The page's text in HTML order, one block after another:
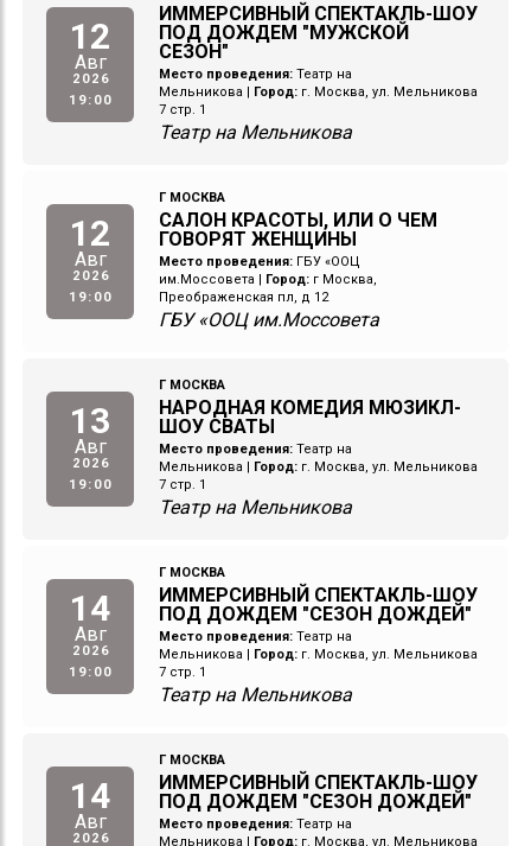
12
Авг
2026
19:00
ИММЕРСИВНЫЙ СПЕКТАКЛЬ-ШОУ
ПОД ДОЖДЕМ "МУЖСКОЙ
СЕЗОН"
Место проведения: Театр на
Мельникова | Город: г. Москва, ул. Мельникова
7 стр. 1
Театр на Мельникова
12
Авг
2026
19:00
Г МОСКВА
САЛОН КРАСОТЫ, ИЛИ О ЧЕМ
ГОВОРЯТ ЖЕНЩИНЫ
Место проведения: ГБУ «ООЦ
им.Моссовета | Город: г Москва,
Преображенская пл, д 12
ГБУ «ООЦ им.Моссовета
13
Авг
2026
19:00
Г МОСКВА
НАРОДНАЯ КОМЕДИЯ МЮЗИКЛ-
ШОУ СВАТЫ
Место проведения: Театр на
Мельникова | Город: г. Москва, ул. Мельникова
7 стр. 1
Театр на Мельникова
14
Авг
2026
19:00
Г МОСКВА
ИММЕРСИВНЫЙ СПЕКТАКЛЬ-ШОУ
ПОД ДОЖДЕМ "СЕЗОН ДОЖДЕЙ"
Место проведения: Театр на
Мельникова | Город: г. Москва, ул. Мельникова
7 стр. 1
Театр на Мельникова
14
Авг
2026
Г МОСКВА
ИММЕРСИВНЫЙ СПЕКТАКЛЬ-ШОУ
ПОД ДОЖДЕМ "СЕЗОН ДОЖДЕЙ"
Место проведения: Театр на
Мельникова | Город: г. Москва, ул. Мельникова